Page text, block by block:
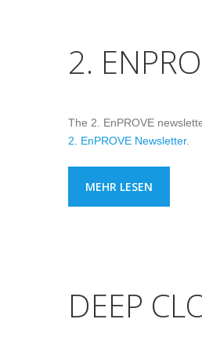
2.
The 2. EnPROVE
2. EnPROVE Newsletter.
MEHR LESEN
DEEP